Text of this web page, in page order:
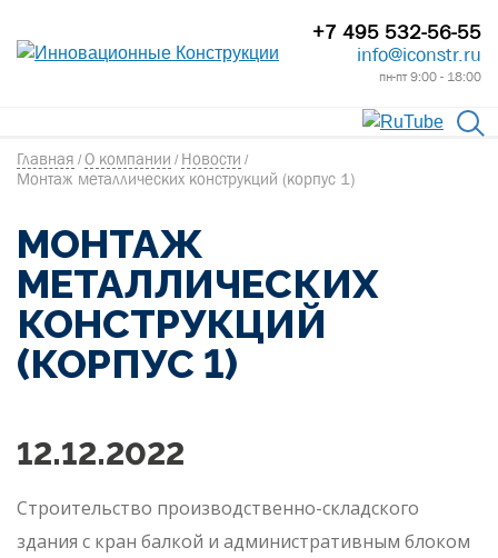
+7 495 532-56-55
info@iconstr.ru
пн-пт 9:00 - 18:00
Главная / О компании / Новости /
Монтаж металлических конструкций (корпус 1)
МОНТАЖ
МЕТАЛЛИЧЕСКИХ
КОНСТРУКЦИЙ
(КОРПУС 1)
12.12.2022
Строительство производственно-складского
здания с кран балкой и административным блоком